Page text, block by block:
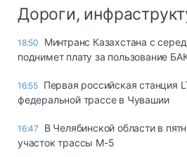
Дороги,
18:50
Минтранс Казахстана с
поднимет плату за пользование
16:55 Первая российская станция
федеральной трассе в Чувашии
16:47
В Челябинской области в
участок трассы М-5